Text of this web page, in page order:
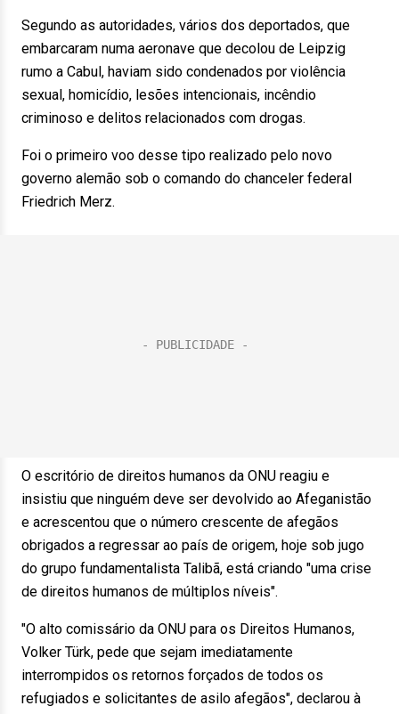
Segundo as autoridades, vários dos deportados, que
embarcaram numa aeronave que decolou de Leipzig
rumo a Cabul, haviam sido condenados por violência
sexual, homicídio, lesões intencionais, incêndio
criminoso e delitos relacionados com drogas.
Foi o primeiro voo desse tipo realizado pelo novo
governo alemão sob o comando do chanceler federal
Friedrich Merz.
O escritório de direitos humanos da ONU reagiu e
insistiu que ninguém deve ser devolvido ao Afeganistão
e acrescentou que o número crescente de afegãos
obrigados a regressar ao país de origem, hoje sob jugo
do grupo fundamentalista Talibã, está criando "uma crise
de direitos humanos de múltiplos níveis".
"O alto comissário da ONU para os Direitos Humanos,
Volker Türk, pede que sejam imediatamente
interrompidos os retornos forçados de todos os
refugiados e solicitantes de asilo afegãos", declarou à